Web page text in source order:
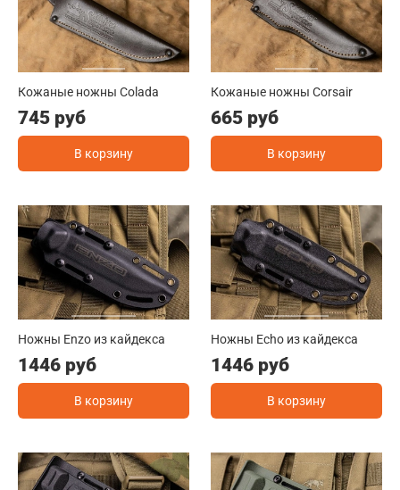
Кожаные ножны Colada
745 руб
В корзину
Кожаные ножны Corsair
665 руб
В корзину
Ножны Enzo из кайдекса
1446 руб
В корзину
Ножны Echo из кайдекса
1446 руб
В корзину